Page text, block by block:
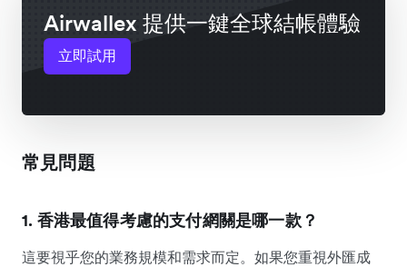
Airwallex 提供一鍵全球結帳體驗
立即試用
常見問題
1. 香港最值得考慮的支付網關是哪一款？
這要視乎您的業務規模和需求而定。如果您重視外匯成